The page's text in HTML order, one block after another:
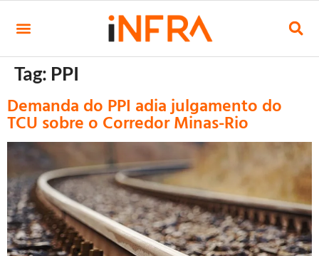
Tag: PPI
Demanda do PPI adia julgamento do
TCU sobre o Corredor Minas-Rio